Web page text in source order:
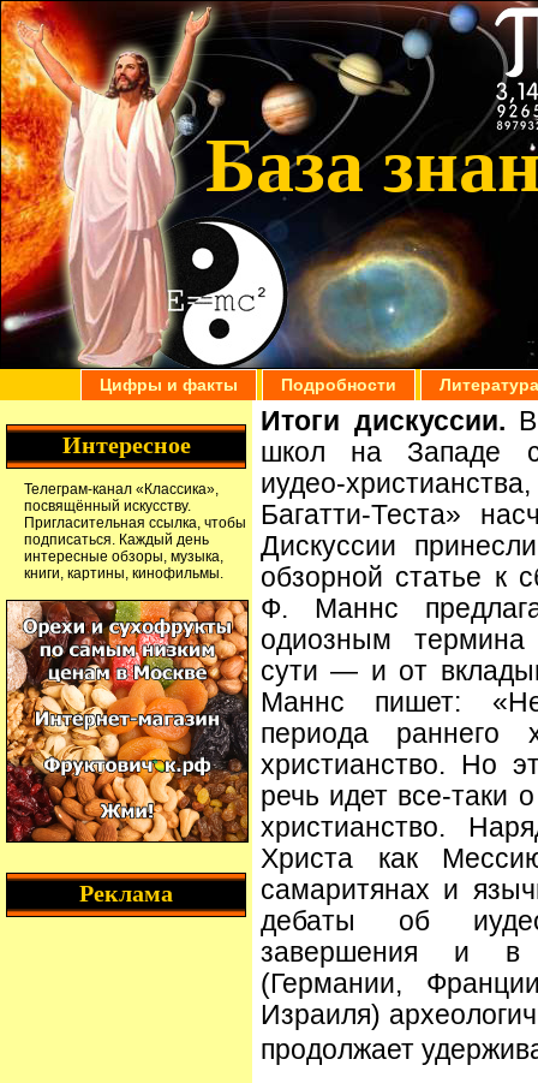
База
Цифры и факты Подробности Литература
Итоги дискуссии.
школ на Западе
иудео-
Багатти-Теста»
Дискуссии
обзорной статье к
Ф. Маннс
одиозным термина
сути — и от
Маннс пишет:
периода раннего
христианство. Но
речь идет все-таки
христианство.
Христа как
самаритянах и
дебаты об
завершения и в
(Германии,
Израиля)
продолжает
Интересное
Телеграм-канал «Классика»,
посвящённый искусству.
Пригласительная ссылка, чтобы
подписаться. Каждый день
интересные обзоры, музыка,
книги, картины, кинофильмы.
Реклама